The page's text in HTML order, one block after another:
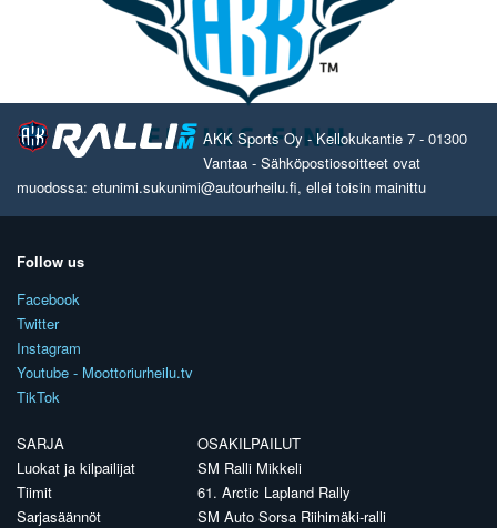
AKK Sports Oy - Kellokukantie 7 - 01300
Vantaa - Sähköpostiosoitteet ovat
muodossa: etunimi.sukunimi@autourheilu.fi, ellei toisin mainittu
Follow us
Facebook
Twitter
Instagram
Youtube - Moottoriurheilu.tv
TikTok
SARJA
Luokat ja kilpailijat
Tiimit
Sarjasäännöt
OSAKILPAILUT
SM Ralli Mikkeli
61. Arctic Lapland Rally
SM Auto Sorsa Riihimäki-ralli